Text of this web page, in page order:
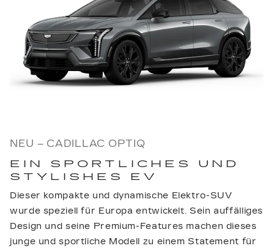
NEU – CADILLAC OPTIQ
EIN SPORTLICHES UND
STYLISHES EV
Dieser kompakte und dynamische Elektro-SUV
wurde speziell für Europa entwickelt. Sein auffälliges
Design und seine Premium-Features machen dieses
junge und sportliche Modell zu einem Statement für